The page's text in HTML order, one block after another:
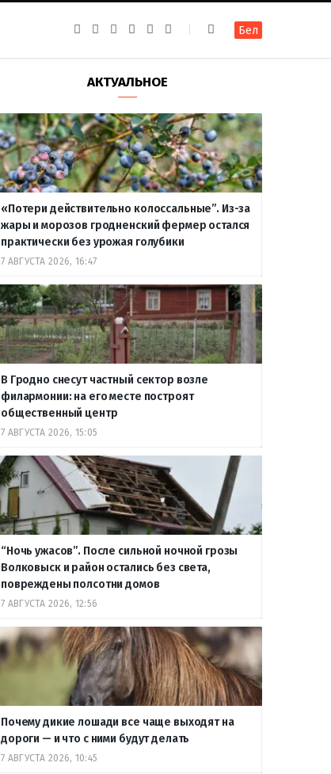
k
a
g
a
m
g
r
a
m
u
b
т
е
Бел
АКТУАЛЬНОЕ
«Потери действительно колоссальные”. Из-за
жары и морозов гродненский фермер остался
практически без урожая голубики
7 АВГУСТА 2026, 16:47
В Гродно снесут частный сектор возле
филармонии: на его месте построят
общественный центр
7 АВГУСТА 2026, 15:05
“Ночь ужасов”. После сильной ночной грозы
Волковыск и район остались без света,
повреждены полсотни домов
7 АВГУСТА 2026, 12:56
Почему дикие лошади все чаще выходят на
дороги — и что с ними будут делать
7 АВГУСТА 2026, 10:45